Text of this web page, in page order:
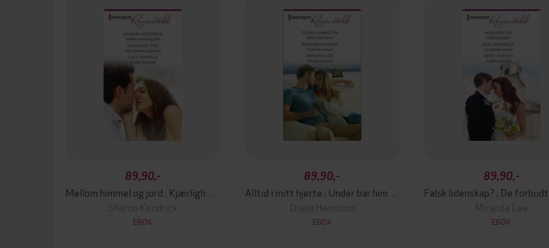
89,90,-
Sharon Kendrick
EBOK
89,90,-
Diana Hamilton
EBOK
89,90,-
Miranda Lee
EBOK